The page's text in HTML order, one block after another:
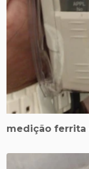
medição ferrita